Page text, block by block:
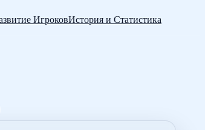
ИгроковИстория и Статистика